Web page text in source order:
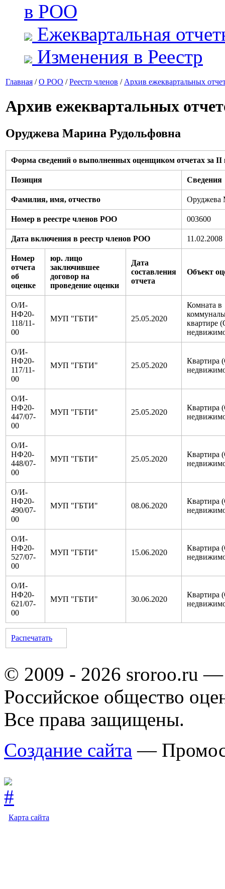
в РОО
Ежеквартальная
Изменения в Реестр
Главная /О РОО /Реестр членов / Архив ежеквартальных
Архив ежеквартальных
Оруджева Марина Рудольфовна
Форма сведений о выполненных оценщиком отчетах за II
Позиция Сведения
Фамилия, имя, отчество Оруджева
Номер в реестре членов РОО 003600
Дата включения в реестр членов РОО 11.02.2008
Номер
отчета
об
оценке
юр. лицо
заключившее
договор на
проведение оценки
Дата
составления
отчета
Объект
О/И-
НФ20-
118/11-
00
МУП "ГБТИ" 25.05.2020
Комната в
квартире
О/И-
НФ20-
117/11-
00
МУП "ГБТИ" 25.05.2020
Квартира
О/И-
НФ20-
447/07-
00
МУП "ГБТИ" 25.05.2020
Квартира
О/И-
НФ20-
448/07-
00
МУП "ГБТИ" 25.05.2020
Квартира
О/И-
НФ20-
490/07-
00
МУП "ГБТИ" 08.06.2020
Квартира
О/И-
НФ20-
527/07-
00
МУП "ГБТИ" 15.06.2020
Квартира
О/И-
НФ20-
621/07-
00
МУП "ГБТИ" 30.06.2020
Квартира
Распечатать
© 2009 - 2026 sroroo.ru —
Российское общество
Все права защищены.
Создание сайта —
Карта сайта